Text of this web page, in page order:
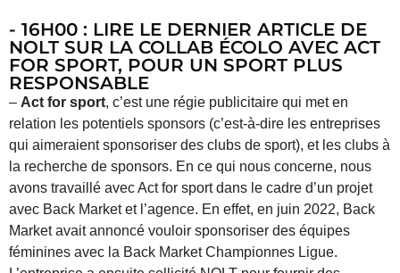
- 16H00 : LIRE LE DERNIER ARTICLE DE
NOLT SUR LA COLLAB ÉCOLO AVEC ACT
FOR SPORT, POUR UN SPORT PLUS
RESPONSABLE
– Act for sport, c’est une régie publicitaire qui met en
relation les potentiels sponsors (c’est-à-dire les entreprises
qui aimeraient sponsoriser des clubs de sport), et les clubs à
la recherche de sponsors. En ce qui nous concerne, nous
avons travaillé avec Act for sport dans le cadre d’un projet
avec Back Market et l’agence. En effet, en juin 2022, Back
Market avait annoncé vouloir sponsoriser des équipes
féminines avec la Back Market Championnes Ligue.